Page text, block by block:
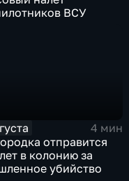
ВСУ
4 мин
отправится
в колонию за
убийство